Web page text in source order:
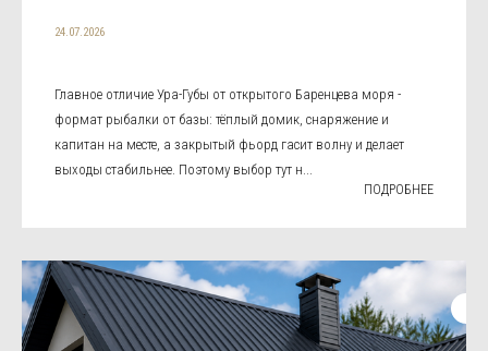
24.07.2026
Главное отличие Ура-Губы от открытого Баренцева моря -
формат рыбалки от базы: тёплый домик, снаряжение и
капитан на месте, а закрытый фьорд гасит волну и делает
выходы стабильнее. Поэтому выбор тут н...
ПОДРОБНЕЕ